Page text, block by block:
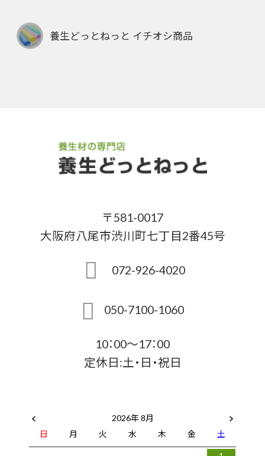
養生どっとねっと イチオシ商品
〒581-0017
大阪府八尾市渋川町七丁目2番45号
072-926-4020
050-7100-1060
10：00～17：00
定休日:土・日・祝日
2026年 8月
日
月 火 水 木 金
土